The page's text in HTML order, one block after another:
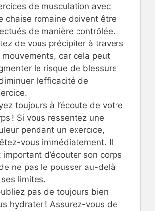
de musculation avec
chaise romaine doivent être
de manière contrôlée.
de vous précipiter à travers
mouvements, car cela peut
le risque de blessure
l’efficacité de
toujours à l’écoute de votre
! Si vous ressentez une
pendant un exercice,
vous immédiatement. Il
important d’écouter son corps
ne pas le pousser au-delà
limites.
pas de toujours bien
hydrater ! Assurez-vous de